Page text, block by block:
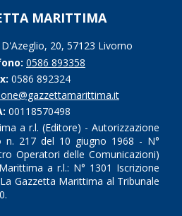
MARITTIMA
D'Azeglio, 20, 57123 Livorno
0586 893358
0586 892324
00118570498
a r.l. (Editore) - Autorizzazione
n. 217 del 10 giugno 1968 - N°
Operatori delle Comunicazioni)
a r.l.: N° 1301 Iscrizione
Gazzetta Marittima al Tribunale